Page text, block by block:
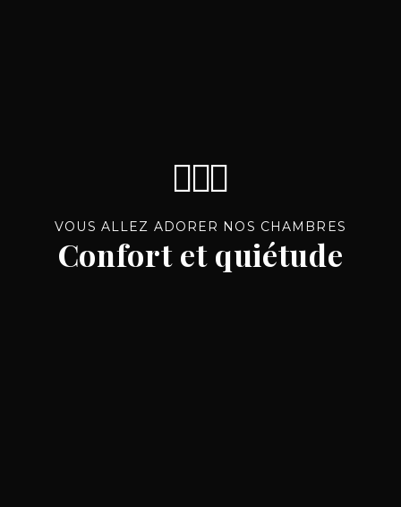
VOUS ALLEZ ADORER NOS CHAMBRES
Confort et quiétude